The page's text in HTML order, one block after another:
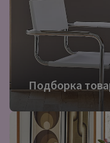
Подборка
Подробнее